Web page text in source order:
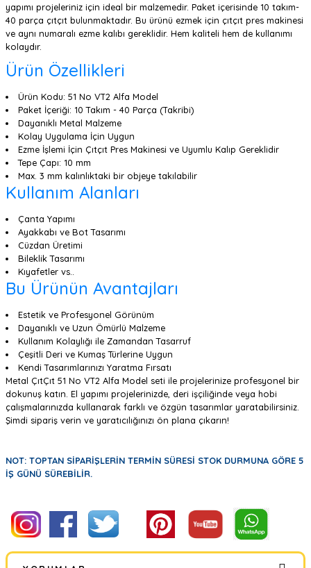
yapımı projeleriniz için ideal bir malzemedir. Paket içerisinde 10 takım-
40 parça çıtçıt bulunmaktadır. Bu ürünü ezmek için çıtçıt pres makinesi
ve aynı numaralı ezme kalıbı gereklidir. Hem kaliteli hem de kullanımı
kolaydır.
Ürün Özellikleri
Ürün Kodu: 51 No VT2 Alfa Model
Paket İçeriği: 10 Takım - 40 Parça (Takribi)
Dayanıklı Metal Malzeme
Kolay Uygulama İçin Uygun
Ezme İşlemi İçin Çıtçıt Pres Makinesi ve Uyumlu Kalıp Gereklidir
Tepe Çapı: 10 mm
Max. 3 mm kalınlıktaki bir objeye takılabilir
Kullanım Alanları
Çanta Yapımı
Ayakkabı ve Bot Tasarımı
Cüzdan Üretimi
Bileklik Tasarımı
Kıyafetler vs..
Bu Ürünün Avantajları
Estetik ve Profesyonel Görünüm
Dayanıklı ve Uzun Ömürlü Malzeme
Kullanım Kolaylığı ile Zamandan Tasarruf
Çeşitli Deri ve Kumaş Türlerine Uygun
Kendi Tasarımlarınızı Yaratma Fırsatı
Metal ÇıtÇıt 51 No VT2 Alfa Model seti ile projelerinize profesyonel bir
dokunuş katın. El yapımı projelerinizde, deri işçiliğinde veya hobi
çalışmalarınızda kullanarak farklı ve özgün tasarımlar yaratabilirsiniz.
Şimdi sipariş verin ve yaratıcılığınızı ön plana çıkarın!
NOT: TOPTAN SİPARİŞLERİN TERMİN SÜRESİ STOK DURMUNA GÖRE 5
İŞ GÜNÜ SÜREBİLİR.